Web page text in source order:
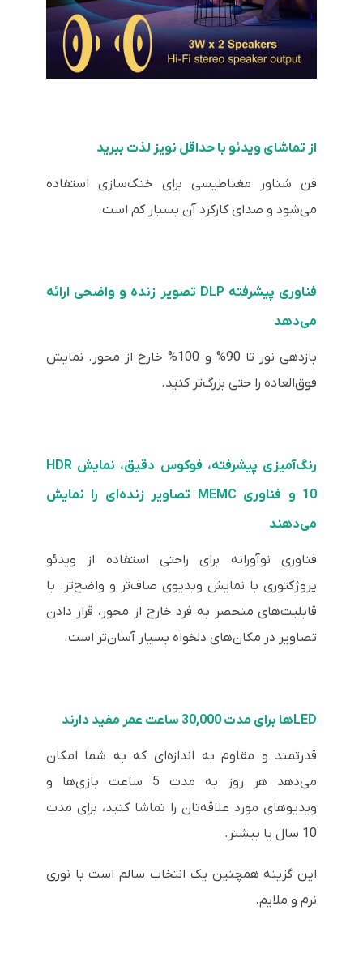
از تماشای ویدئو با حداقل نویز لذت ببرید
فن شناور مغناطیسی برای خنک‌سازی استفاده
می‌شود و صدای کارکرد آن بسیار کم است.
فناوری پیشرفته DLP تصویر زنده و واضحی ارائه
می‌دهد
بازدهی نور تا 90% و 100% خارج از محور. نمایش
فوق‌العاده را حتی بزرگ‌تر کنید.
رنگ‌آمیزی پیشرفته، فوکوس دقیق، نمایش HDR
10 و فناوری MEMC تصاویر زنده‌ای را نمایش
می‌دهند
فناوری نوآورانه برای راحتی استفاده از ویدئو
پروژکتوری با نمایش ویدیوی صاف‌تر و واضح‌تر. با
قابلیت‌های منحصر به فرد خارج از محور، قرار دادن
تصاویر در مکان‌های دلخواه بسیار آسان‌تر است.
LED‌ها برای مدت 30,000 ساعت عمر مفید دارند
قدرتمند و مقاوم به اندازه‌ای که به شما امکان
می‌دهد هر روز به مدت 5 ساعت بازی‌ها و
ویدیوهای مورد علاقه‌تان را تماشا کنید، برای مدت
10 سال یا بیشتر.
این گزینه همچنین یک انتخاب سالم است با نوری
نرم و ملایم.